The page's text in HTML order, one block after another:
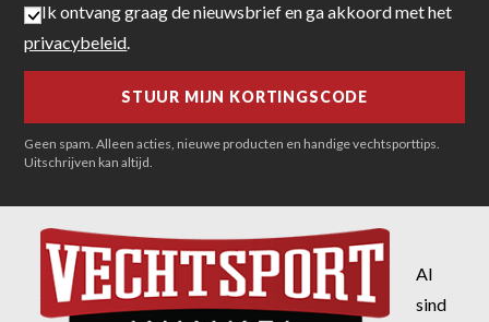
Ik ontvang graag de nieuwsbrief en ga akkoord met het
privacybeleid.
Geen spam. Alleen acties, nieuwe producten en handige vechtsporttips.
Uitschrijven kan altijd.
Al
sind